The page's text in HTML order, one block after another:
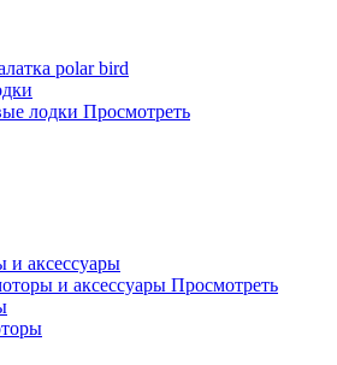
polar bird
лодки Просмотреть
аксессуары
и аксессуары Просмотреть